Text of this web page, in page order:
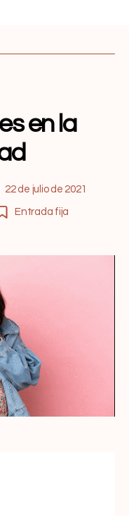
en la
22 de julio de 2021
Entrada fija